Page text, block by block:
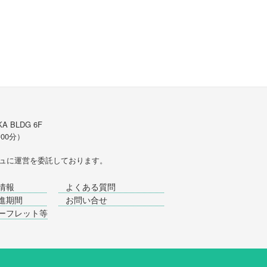
BLDG 6F
分）
に運営を委託しております。
報
期間
フレット等
よくある質問
お問い合せ